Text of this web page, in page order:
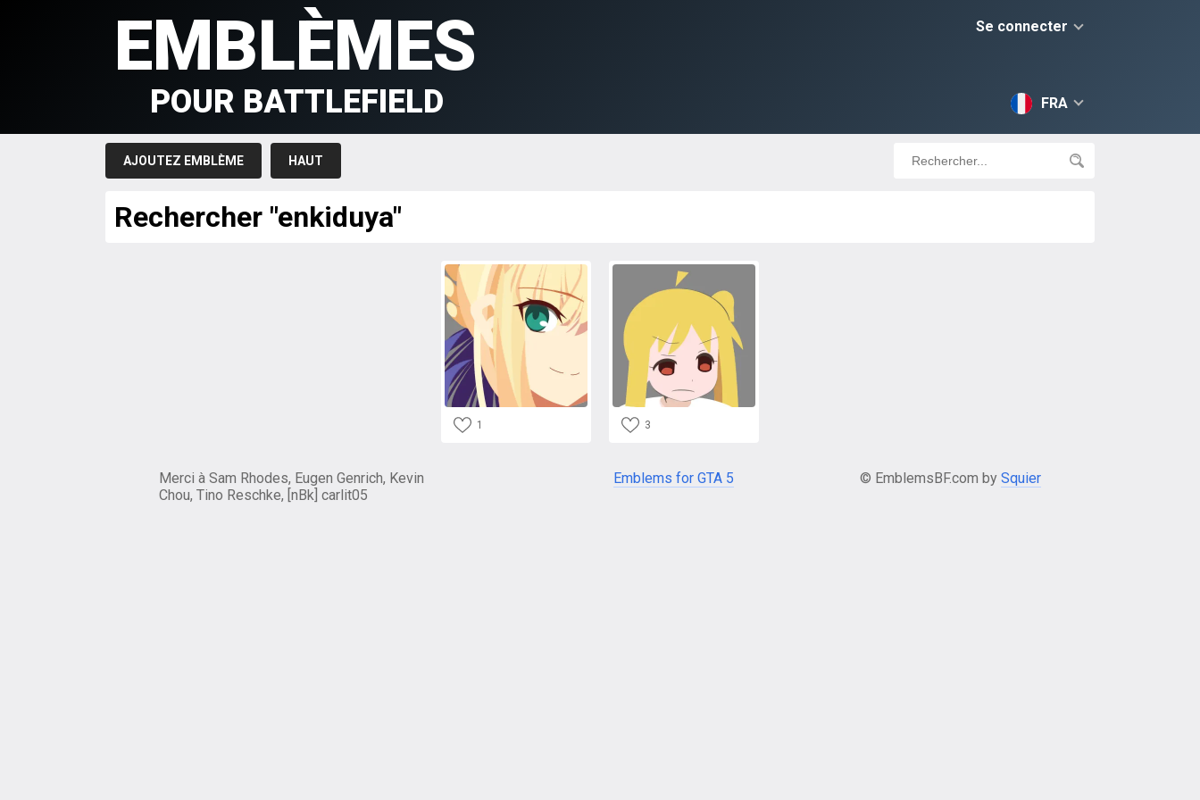
Se connecter
FRA
EMBLÈMES
POUR BATTLEFIELD
AJOUTEZ EMBLÈME HAUT
Rechercher "enkiduya"
1 3
Merci à Sam Rhodes, Eugen Genrich, Kevin
Chou, Tino Reschke, [nBk] carlit05
Emblems for GTA 5 © EmblemsBF.com by Squier